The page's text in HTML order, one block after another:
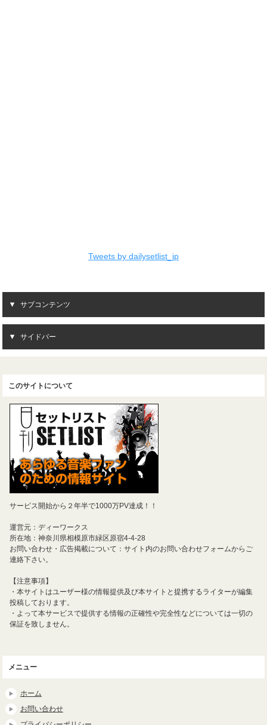
Tweets by dailysetlist_jp
サブコンテンツ
サイドバー
このサイトについて
サービス開始から２年半で1000万PV達成！！
運営元：ディーワークス
所在地：神奈川県相模原市緑区原宿4-4-28
お問い合わせ・広告掲載について：サイト内のお問い合わせフォームからご
連絡下さい。
【注意事項】
・本サイトはユーザー様の情報提供及び本サイトと提携するライターが編集
投稿しております。
・よって本サービスで提供する情報の正確性や完全性などについては一切の
保証を致しません。
メニュー
ホーム
お問い合わせ